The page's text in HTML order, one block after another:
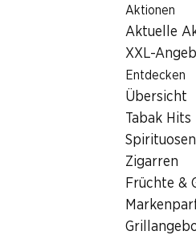
Aktionen
Aktuelle
XXL-
Entdecken
Übersicht
Tabak Hits
Spirituosen
Zigarren
Früchte &
Filialsuche
Denner Filiale
3422
Solothurnstrasse 17a,